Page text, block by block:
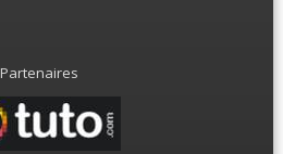
Partenaires